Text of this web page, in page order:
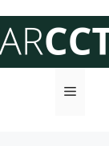
Menú